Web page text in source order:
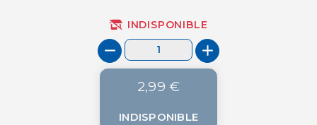
INDISPONIBLE
2,99 €
INDISPONIBLE